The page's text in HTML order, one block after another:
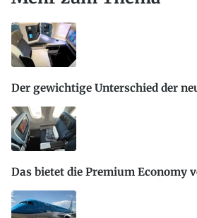
Der gewichtige Unterschied der
Das bietet die Premium Economy